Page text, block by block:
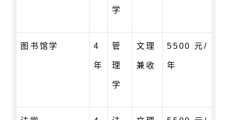
学
图书馆学 4
年
管
理
学
文理
兼收
5500 元/
年